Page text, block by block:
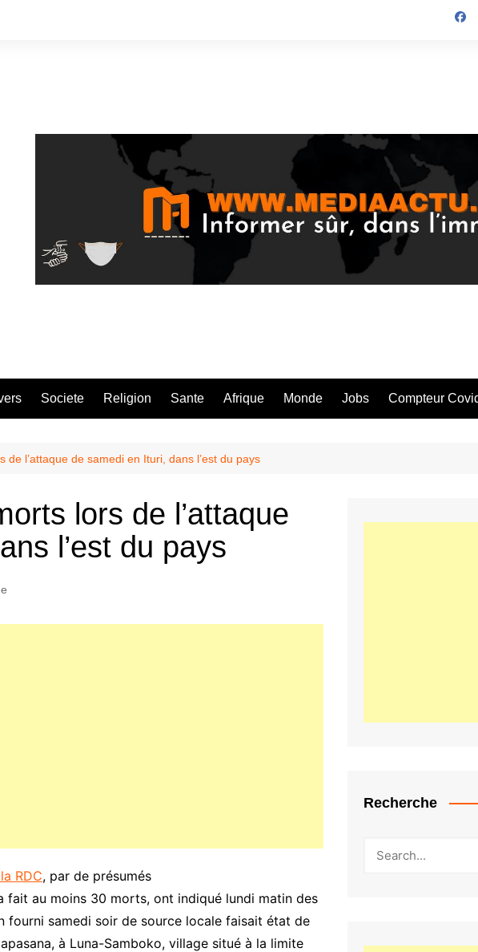
Societe Religion Sante Afrique Monde Jobs Compteur
de l’attaque de samedi en Ituri, dans l’est du pays
lors de l’attaque
l’est du pays
RDC, par de présumés
fait au moins 30 morts, ont indiqué lundi matin des
fourni samedi soir de source locale faisait état de
à Luna-Samboko, village situé à la limite
Recherche